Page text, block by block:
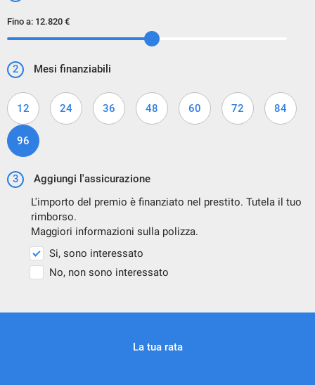
Fino a: 12.820 €
2 Mesi finanziabili
12 24 36 48 60 72 84
96
3
Aggiungi l'assicurazione
L'importo del premio è finanziato nel prestito. Tutela il tuo
rimborso.
Maggiori informazioni sulla polizza.
Si, sono interessato
No, non sono interessato
La tua rata